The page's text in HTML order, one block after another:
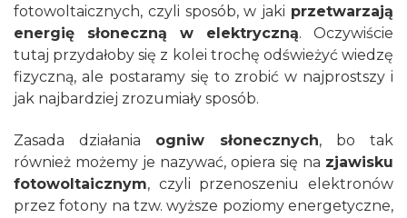
fotowoltaicznych, czyli sposób, w jaki przetwarzają
energię słoneczną w elektryczną. Oczywiście
tutaj przydałoby się z kolei trochę odświeżyć wiedzę
fizyczną, ale postaramy się to zrobić w najprostszy i
jak najbardziej zrozumiały sposób.
Zasada działania ogniw słonecznych, bo tak
również możemy je nazywać, opiera się na zjawisku
fotowoltaicznym, czyli przenoszeniu elektronów
przez fotony na tzw. wyższe poziomy energetyczne,